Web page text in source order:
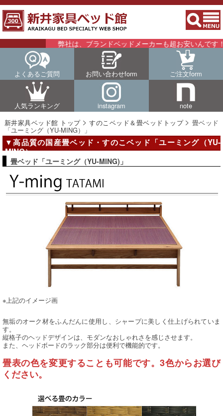
弊社は、ブランドベッドメーカーも超お安いんです！！
よくあるご質問 お問い合わせform ご注文form
人気ランキング instagram
note
新井家具ベッド館 トップ
すのこベッド＆畳ベッドトップ 畳ベッド
「ユーミング（YU-MING）」
▼高品質の国産畳ベッド・すのこベッド「ユーミング（YU-
MING）」
畳ベッド「ユーミング（YU-MING)」
※上記のイメージ画
無垢のオーク材をふんだんに使用し、シャープに美しく仕上げられていま
す。
縦格子のヘッドデザインは、モダンなおしゃれさを感じさせます。
また、ヘッドボードのラック部分は便利で機能的です。
畳表の色を変更することも可能です。3色からお選び
ください。